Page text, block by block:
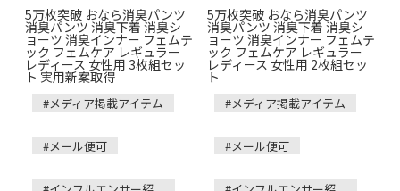
5万枚突破 おなら消臭パンツ
消臭パンツ 消臭下着 消臭シ
ョーツ 消臭インナー フェムテ
ック フェムケア レギュラー
レディース 女性用 3枚組セッ
ト 実用新案取得
#メディア掲載アイテム
#メール便可
5万枚突破 おなら消臭パンツ
消臭パンツ 消臭下着 消臭シ
ョーツ 消臭インナー フェムテ
ック フェムケア レギュラー
レディース 女性用 2枚組セッ
ト
#メディア掲載アイテム
#メール便可